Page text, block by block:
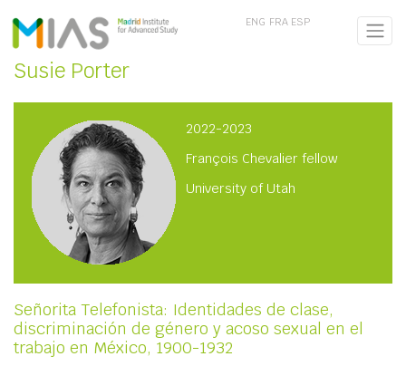
ENG FRA ESP
Susie Porter
2022-2023
François Chevalier fellow
University of Utah
Señorita Telefonista: Identidades de clase,
discriminación de género y acoso sexual en el
trabajo en México, 1900-1932